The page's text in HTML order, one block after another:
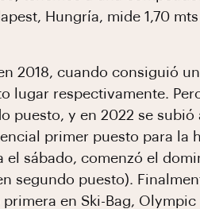
Hungría, mide 1,70
2018, cuando consiguió
lugar respectivamente.
puesto, y en 2022 se
primer puesto para la
sábado, comenzó el
segundo puesto).
en Ski-Bag,